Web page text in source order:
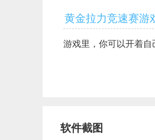
黄金拉力竞速赛游
游戏里，你可以开着自
软件截图